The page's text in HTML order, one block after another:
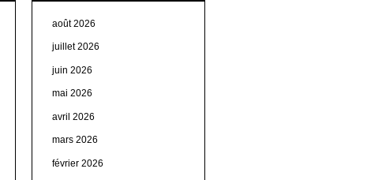
août 2026
juillet 2026
juin 2026
mai 2026
avril 2026
mars 2026
février 2026